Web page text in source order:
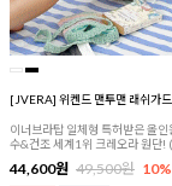
[JVERA] 위켄드 맨투맨 래쉬가드
이너브라탑 일체형 특허받은 올
수&건조 세계1위 크레오라 원단
44,600원 49,500원 10%